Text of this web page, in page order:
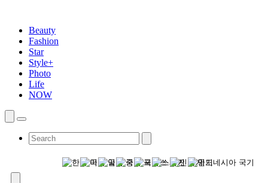
Beauty
Fashion
Star
Style+
Photo
Life
NOW